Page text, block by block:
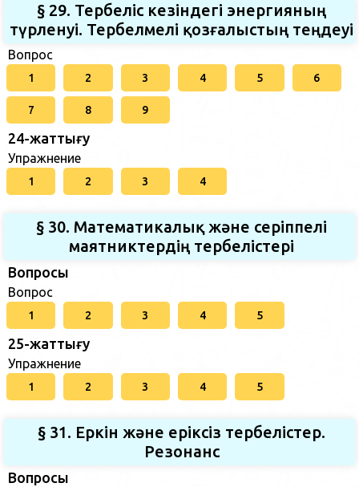
§ 29. Тербеліс кезіндегі энергияның
түрленуі. Тербелмелі қозғалыстың теңдеуі
Вопрос
1 2 3 4 5 6
7 8 9
24-жаттығу
Упражнение
1 2 3 4
§ 30. Математикалық және серіппелі
маятниктердің тербелістері
Вопросы
Вопрос
1 2 3 4 5
25-жаттығу
Упражнение
1 2 3 4 5
§ 31. Еркін және еріксіз тербелістер.
Резонанс
Вопросы